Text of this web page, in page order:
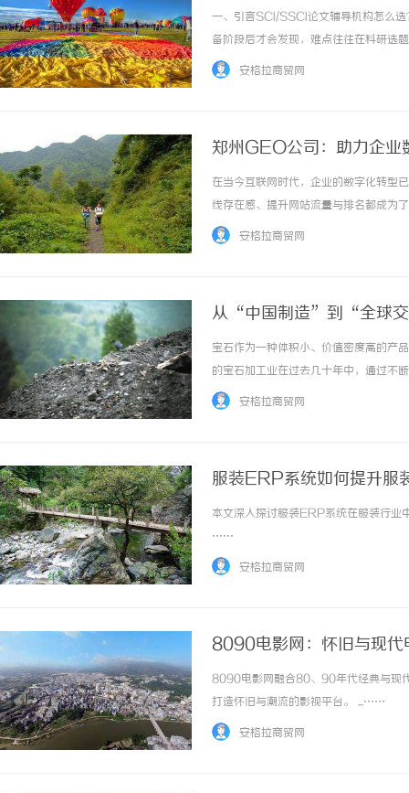
一、引言SCI/SSCI论文辅导机构怎么
备阶段后才会发现，难点往往在科研选
色和投稿预审。只看后期润色，很容易
安格拉商贸网
郑州GEO公司：助力企业
在当今互联网时代，企业的数字化转型
线存在感、提升网站流量与排名都成为
成引擎优化（SEO）公司，GEO致力
安格拉商贸网
从“中国制造”到“全球交
宝石作为一种体积小、价值密度高的产
的宝石加工业在过去几十年中，通过不
户而言，梧州宝石加工不仅仅意味着高
安格拉商贸网
服装ERP系统如何提升服
本文深入探讨服装ERP系统在服装行业
……
安格拉商贸网
8090电影网：怀旧与现代
8090电影网融合80、90年代经典与现
打造怀旧与潮流的影视平台。 ...……
安格拉商贸网